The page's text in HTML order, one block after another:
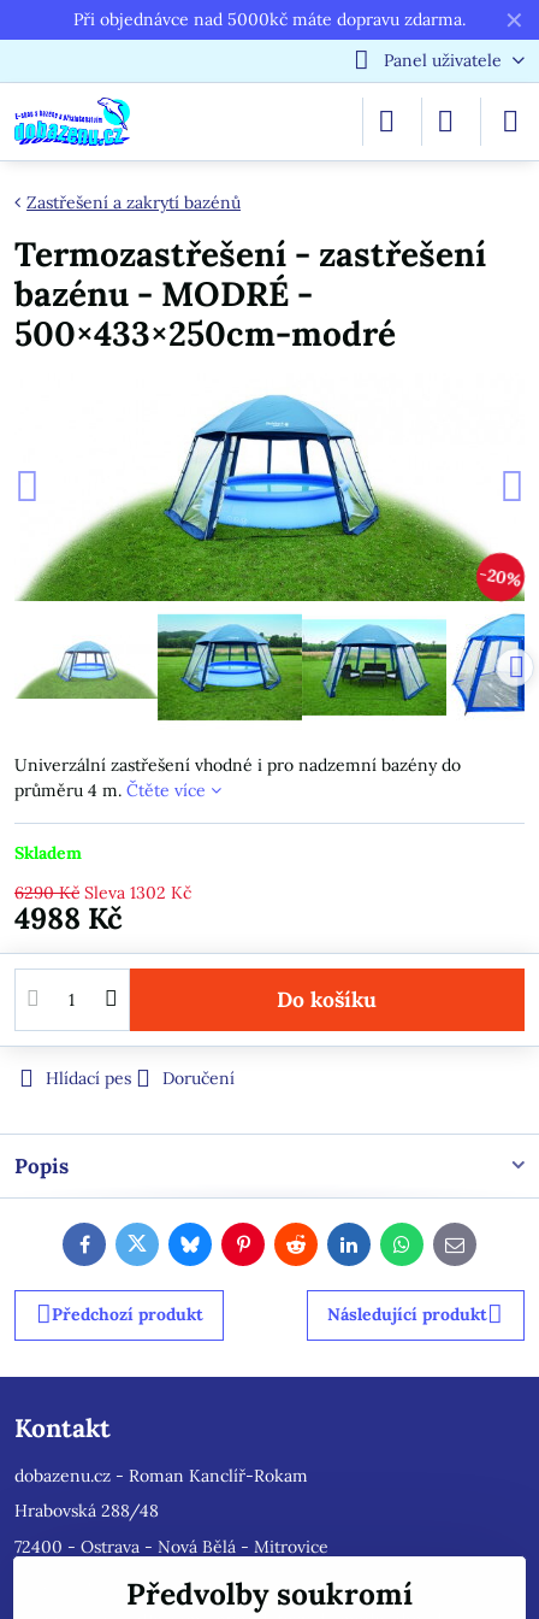
✕
Při objednávce nad 5000kč máte dopravu zdarma.
Panel uživatele
20%
Zastřešení a zakrytí bazénů
Termozastřešení - zastřešení
bazénu - MODRÉ -
500×433×250cm-modré
Univerzální zastřešení vhodné i pro nadzemní bazény do
průměru 4 m. Čtěte více
Skladem
6290 Kč Sleva 1302 Kč
4988 Kč
Do košíku
Hlídací pes Doručení
Popis
FacebookTwitterBlueskyPinterestRedditLinkedInWhatsApp
E-
mail
Předchozí produkt Následující produkt
Kontakt
dobazenu.cz - Roman Kanclíř-Rokam
Hrabovská 288/48
72400 - Ostrava - Nová Bělá - Mitrovice
rokam@seznam.cz
Předvolby soukromí